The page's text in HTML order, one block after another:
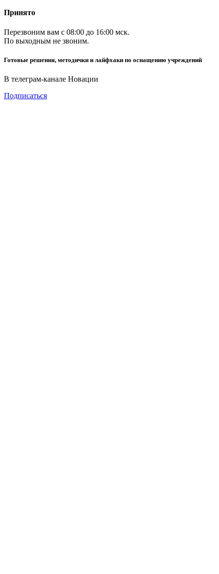
Принято
Перезвоним вам с 08:00 до 16:00 мск.
По выходным не звоним.
Готовые решения, методички и лайфхаки по оснащению учреждений
В телеграм-канале Новации
Подписаться